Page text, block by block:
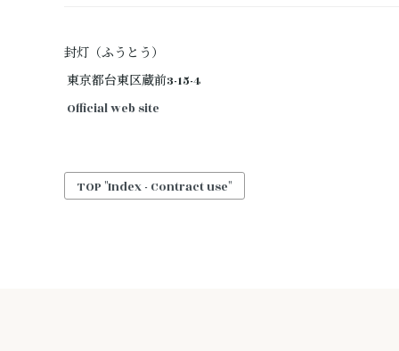
封灯（ふうとう）
東京都台東区蔵前3-15-4
Official web site
TOP "Index - Contract use"